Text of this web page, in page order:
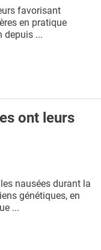
favorisant
en pratique
depuis ...
ont leurs
nausées durant la
génétiques, en
...